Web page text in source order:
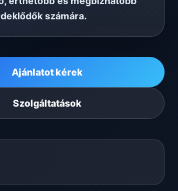
számára.
Ajánlatot kérek
Szolgáltatások